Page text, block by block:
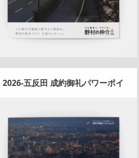
2026-五反田 成約御礼パワーポイ
Update:2026.01.08